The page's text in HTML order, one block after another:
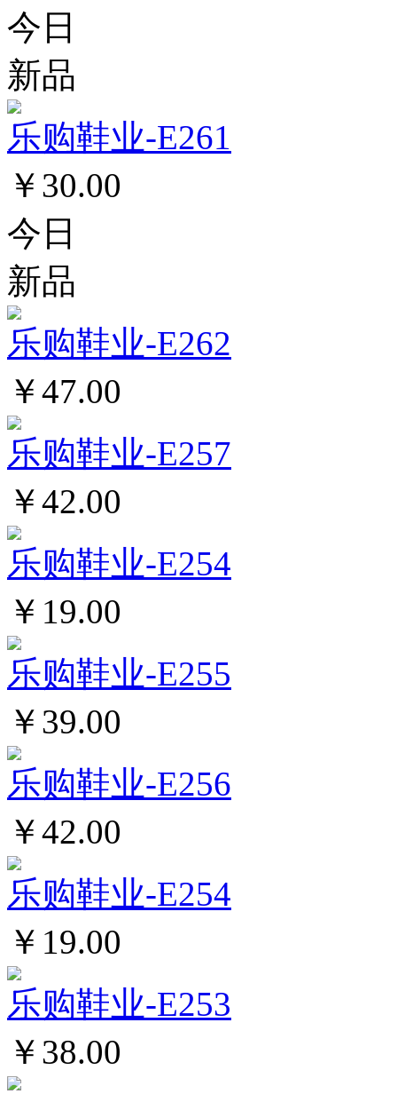
今日
新品
乐购鞋业-E261
￥30.00
今日
新品
乐购鞋业-E262
￥47.00
乐购鞋业-E257
￥42.00
乐购鞋业-E254
￥19.00
乐购鞋业-E255
￥39.00
乐购鞋业-E256
￥42.00
乐购鞋业-E254
￥19.00
乐购鞋业-E253
￥38.00